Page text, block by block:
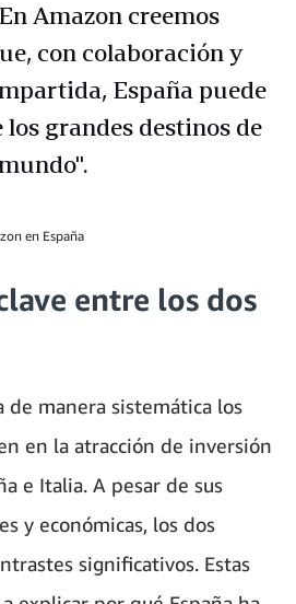
Amazon creemos
con colaboración y
España puede
grandes destinos de
en España
entre los dos
de manera sistemática los
en la atracción de inversión
e Italia. A pesar de sus
y económicas, los dos
significativos. Estas